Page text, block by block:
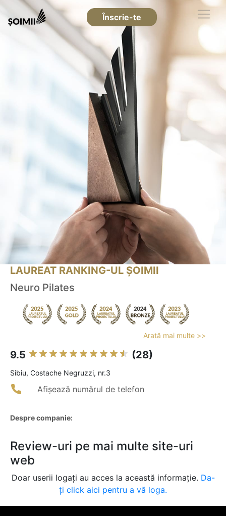
Înscrie-te
LAUREAT RANKING-UL ȘOIMII
Neuro Pilates
Arată mai multe >>
9.5 (28)
Sibiu, Costache Negruzzi, nr.3
Afișează numărul de telefon
Despre companie:
Review-uri pe mai multe site-uri
web
Doar userii logați au acces la această informație. Da-
ți click aici pentru a vă loga.